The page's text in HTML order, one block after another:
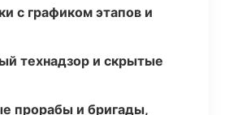
с графиком этапов и
технадзор и скрытые
прорабы и бригады,